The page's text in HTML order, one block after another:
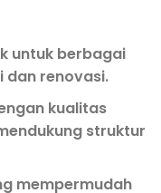
untuk berbagai
dan renovasi.
kualitas
struktur
mempermudah